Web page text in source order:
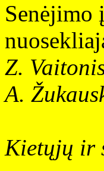
Senėjimo
Z.
A.
Kietųjų ir